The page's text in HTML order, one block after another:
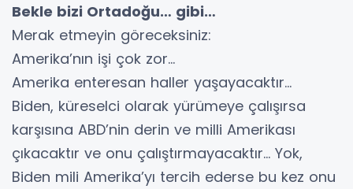
Bekle bizi Ortadoğu… gibi…
Merak etmeyin göreceksiniz:
Amerika’nın işi çok zor…
Amerika enteresan haller yaşayacaktır…
Biden, küreselci olarak yürümeye çalışırsa
karşısına ABD’nin derin ve milli Amerikası
çıkacaktır ve onu çalıştırmayacaktır… Yok,
Biden mili Amerika’yı tercih ederse bu kez onu